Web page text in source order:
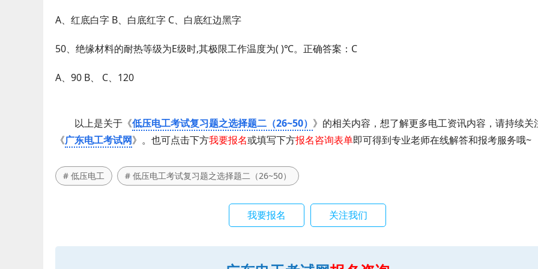
A、红底白字 B、白底红字 C、白底红边黑字
50、绝缘材料的耐热等级为E级时,其极限工作温度为( )℃。正确答案：C
A、90 B、 C、120
以上是关于《低压电工考试复习题之选择题二（26~50） 》的相关内容，想了解更多电工资讯内容，请持续关
《广东电工考试网》。也可点击下方我要报名或填写下方报名咨询表单即可得到专业老师在线解答和报考服务哦~
# 低压电工 # 低压电工考试复习题之选择题二（26~50）
我要报名 关注我们